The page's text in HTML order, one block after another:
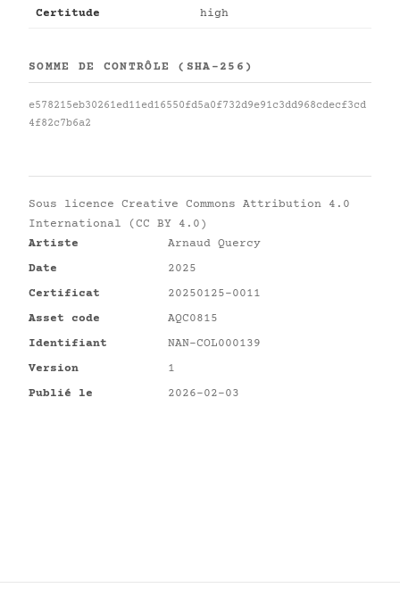
Certitude high
SOMME DE CONTRÔLE (SHA-256)
e578215eb30261ed11ed16550fd5a0f732d9e91c3dd968cdecf3cd
4f82c7b6a2
Sous licence Creative Commons Attribution 4.0
International (CC BY 4.0)
Artiste
Arnaud Quercy
Date
2025
Certificat
20250125-0011
Asset code
AQC0815
Identifiant
NAN-COL000139
Version
1
Publié le
2026-02-03